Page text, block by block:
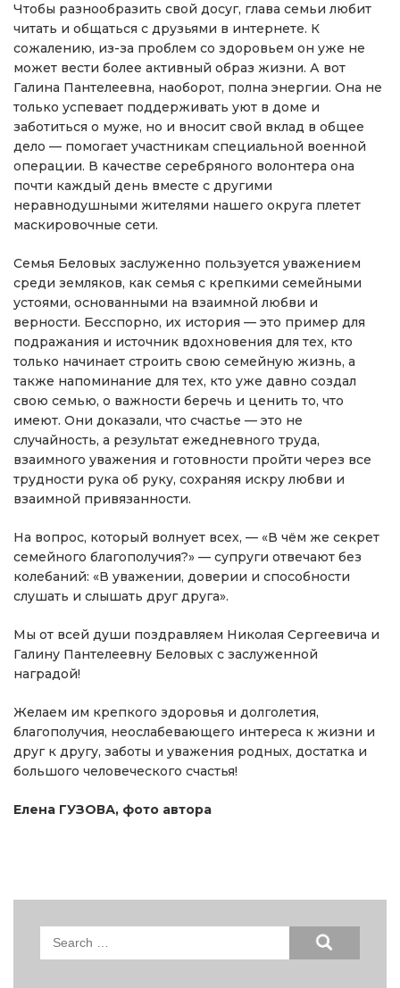
Чтобы разнообразить свой досуг, глава семьи любит
читать и общаться с друзьями в интернете. К
сожалению, из-за проблем со здоровьем он уже не
может вести более активный образ жизни. А вот
Галина Пантелеевна, наоборот, полна энергии. Она не
только успевает поддерживать уют в доме и
заботиться о муже, но и вносит свой вклад в общее
дело — помогает участникам специальной военной
операции. В качестве серебряного волонтера она
почти каждый день вместе с другими
неравнодушными жителями нашего округа плетет
маскировочные сети.
Семья Беловых заслуженно пользуется уважением
среди земляков, как семья с крепкими семейными
устоями, основанными на взаимной любви и
верности. Бесспорно, их история — это пример для
подражания и источник вдохновения для тех, кто
только начинает строить свою семейную жизнь, а
также напоминание для тех, кто уже давно создал
свою семью, о важности беречь и ценить то, что
имеют. Они доказали, что счастье — это не
случайность, а результат ежедневного труда,
взаимного уважения и готовности пройти через все
трудности рука об руку, сохраняя искру любви и
взаимной привязанности.
На вопрос, который волнует всех, — «В чём же секрет
семейного благополучия?» — супруги отвечают без
колебаний: «В уважении, доверии и способности
слушать и слышать друг друга».
Мы от всей души поздравляем Николая Сергеевича и
Галину Пантелеевну Беловых с заслуженной
наградой!
Желаем им крепкого здоровья и долголетия,
благополучия, неослабевающего интереса к жизни и
друг к другу, заботы и уважения родных, достатка и
большого человеческого счастья!
Елена ГУЗОВА, фото автора
Search